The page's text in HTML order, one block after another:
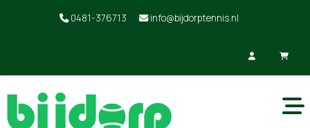
0481-376713 info@bijdorptennis.nl